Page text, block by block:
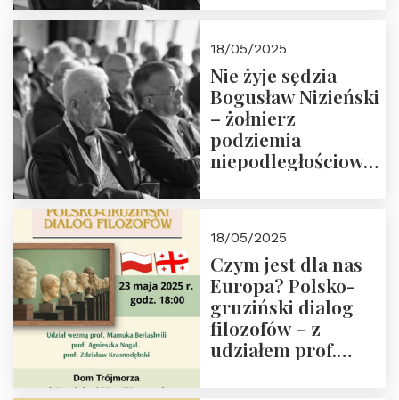
18/05/2025
Nie żyje sędzia
Bogusław Nizieński
– żołnierz
podziemia
niepodległościowego
społeczny, członek
Kapituły Nagrody
im. Prezydenta
Lecha
Kaczyńskiego.
Wielki autorytet.
18/05/2025
Czym jest dla nas
Europa? Polsko-
gruziński dialog
filozofów – z
udziałem prof.